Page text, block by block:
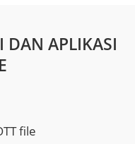
DAN APLIKASI
file